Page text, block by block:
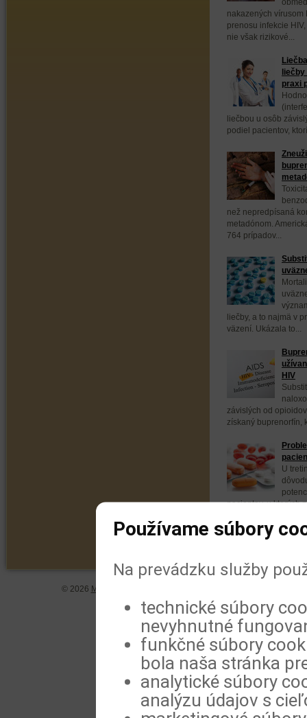
nakazených
prenosu infekcie
nie však rizikové...
liečby
praxi
liečbou u osôb
podiel pacientov,
než nepredpísaná
metadónom.
764 prípadov...
liečby, a to najmä v
väzení. Ukázala to...
HIV
závislých od
získaný buprenorfín,
U
pacientov, u ktorých
© 2026 MeDitorial
Používame súbory
Na prevádzku služby
technické súbory
nevyhnutné
funkčné súbory
bola naša stránka
analytické súbory
analýzu údajov s